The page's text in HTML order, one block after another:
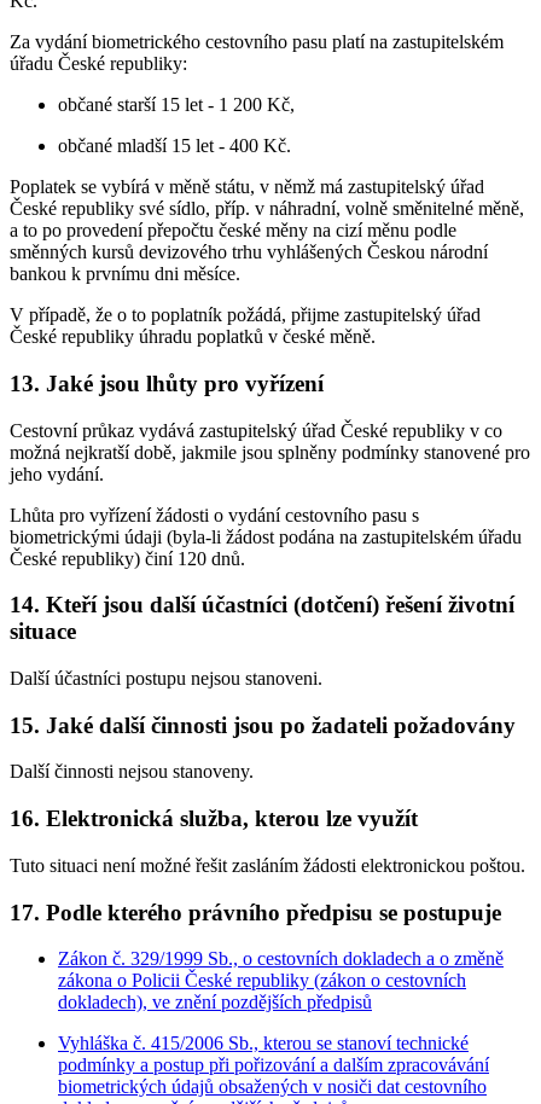
Za vydání biometrického cestovního pasu platí na zastupitelském
úřadu České republiky:
občané starší 15 let - 1 200 Kč,
občané mladší 15 let - 400 Kč.
Poplatek se vybírá v měně státu, v němž má zastupitelský úřad
České republiky své sídlo, příp. v náhradní, volně směnitelné měně,
a to po provedení přepočtu české měny na cizí měnu podle
směnných kursů devizového trhu vyhlášených Českou národní
bankou k prvnímu dni měsíce.
V případě, že o to poplatník požádá, přijme zastupitelský úřad
České republiky úhradu poplatků v české měně.
13. Jaké jsou lhůty pro vyřízení
Cestovní průkaz vydává zastupitelský úřad České republiky v co
možná nejkratší době, jakmile jsou splněny podmínky stanovené pro
jeho vydání.
Lhůta pro vyřízení žádosti o vydání cestovního pasu s
biometrickými údaji (byla-li žádost podána na zastupitelském úřadu
České republiky) činí 120 dnů.
14. Kteří jsou další účastníci (dotčení) řešení životní
situace
Další účastníci postupu nejsou stanoveni.
15. Jaké další činnosti jsou po žadateli požadovány
Další činnosti nejsou stanoveny.
16. Elektronická služba, kterou lze využít
Tuto situaci není možné řešit zasláním žádosti elektronickou poštou.
17. Podle kterého právního předpisu se postupuje
Zákon č. 329/1999 Sb., o cestovních dokladech a o změně
zákona o Policii České republiky (zákon o cestovních
dokladech), ve znění pozdějších předpisů
Vyhláška č. 415/2006 Sb., kterou se stanoví technické
podmínky a postup při pořizování a dalším zpracovávání
biometrických údajů obsažených v nosiči dat cestovního